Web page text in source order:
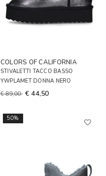
COLORS OF CALIFORNIA
STIVALETTI TACCO BASSO
YWPLAMET DONNA NERO
€ 89,00 € 44,50
50%